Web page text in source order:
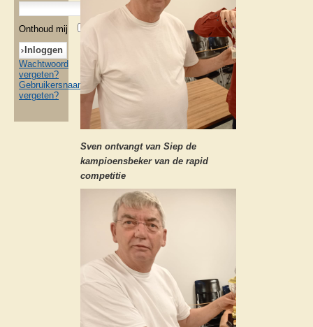
Onthoud mij
Wachtwoord
vergeten?
Gebruikersnaam
vergeten?
Sven ontvangt van Siep de
kampioensbeker van de rapid
competitie